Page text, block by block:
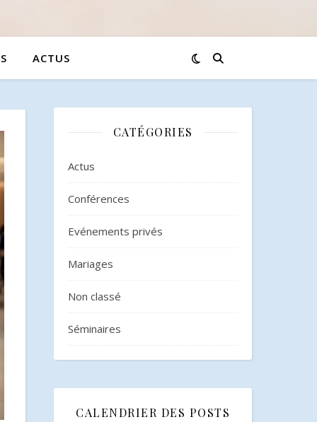
ACTUS
CATÉGORIES
Actus
Conférences
Evénements privés
Mariages
Non classé
Séminaires
CALENDRIER DES POSTS